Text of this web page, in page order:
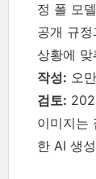
정 폴 모
공개 규
상황에
작성: 오
검토:
이미지는
한 AI 생